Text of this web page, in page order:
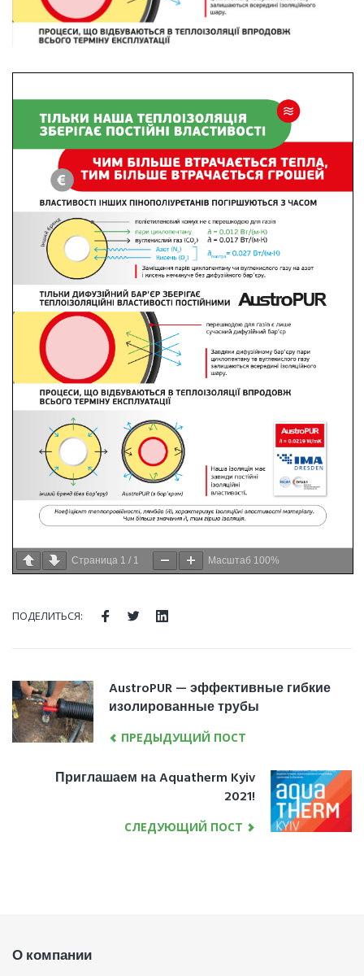
Страница 1 / 1 Масштаб 100%
ПОДЕЛИТЬСЯ:
AustroPUR — эффективные гибкие
изолированные трубы
ПРЕДЫДУЩИЙ ПОСТ
Приглашаем на Aquatherm Kyiv
2021!
СЛЕДУЮЩИЙ ПОСТ
О компании